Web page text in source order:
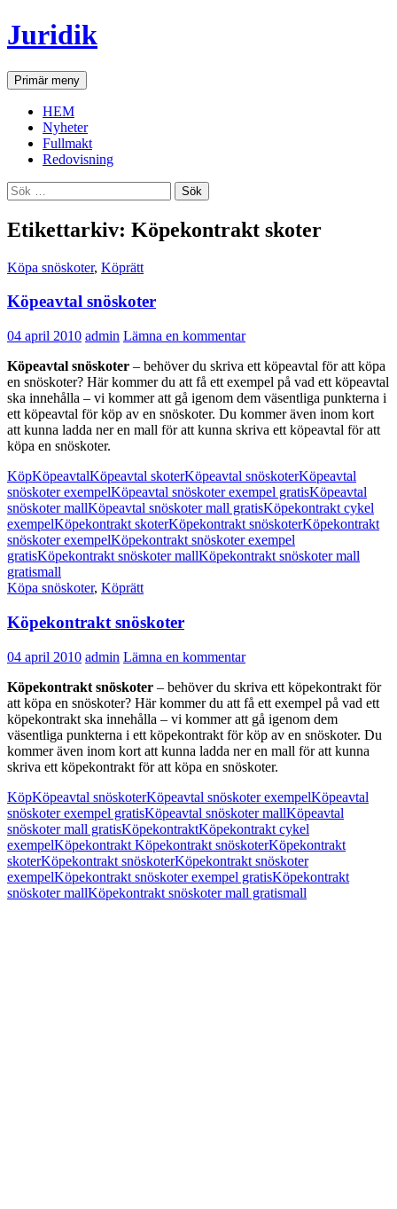
Hoppa
till
Juridik
SökPrimär meny
HEM
Nyheter
Fullmakt
Redovisning
Sök
efter:
Etikettarkiv: Köpekontrakt skoter
Köpa snöskoter, Köprätt
Köpeavtal snöskoter
04 april 2010 admin Lämna en kommentar
Köpeavtal snöskoter – behöver du skriva ett köpeavtal för att köpa
en snöskoter? Här kommer du att få ett exempel på vad ett köpeavtal
ska innehålla – vi kommer att gå igenom dem väsentliga punkterna i
ett köpeavtal för köp av en snöskoter. Du kommer även inom kort
att kunna ladda ner en mall för att kunna skriva ett köpeavtal för att
köpa en snöskoter.
KöpKöpeavtalKöpeavtal skoterKöpeavtal snöskoterKöpeavtal
snöskoter exempelKöpeavtal snöskoter exempel gratisKöpeavtal
snöskoter mallKöpeavtal snöskoter mall gratisKöpekontrakt cykel
exempelKöpekontrakt skoterKöpekontrakt snöskoterKöpekontrakt
snöskoter exempelKöpekontrakt snöskoter exempel
gratisKöpekontrakt snöskoter mallKöpekontrakt snöskoter mall
gratismall
Köpa snöskoter, Köprätt
Köpekontrakt snöskoter
04 april 2010 admin Lämna en kommentar
Köpekontrakt snöskoter – behöver du skriva ett köpekontrakt för
att köpa en snöskoter? Här kommer du att få ett exempel på vad ett
köpekontrakt ska innehålla – vi kommer att gå igenom dem
väsentliga punkterna i ett köpekontrakt för köp av en snöskoter. Du
kommer även inom kort att kunna ladda ner en mall för att kunna
skriva ett köpekontrakt för att köpa en snöskoter.
KöpKöpeavtal snöskoterKöpeavtal snöskoter exempelKöpeavtal
snöskoter exempel gratisKöpeavtal snöskoter mallKöpeavtal
snöskoter mall gratisKöpekontraktKöpekontrakt cykel
exempelKöpekontrakt Köpekontrakt snöskoterKöpekontrakt
skoterKöpekontrakt snöskoterKöpekontrakt snöskoter
exempelKöpekontrakt snöskoter exempel gratisKöpekontrakt
snöskoter mallKöpekontrakt snöskoter mall gratismall